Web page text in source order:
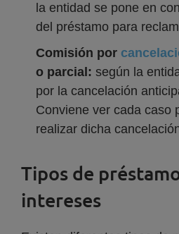
la entidad se pone en
del préstamo para
Comisión por
o parcial: según la
por la cancelación
Conviene ver cada caso
realizar dicha
Tipos de
intereses